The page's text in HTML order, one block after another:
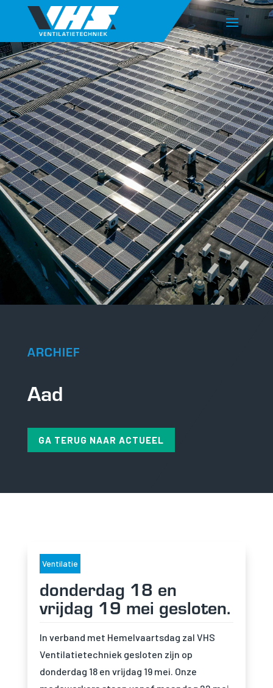
ARCHIEF
Aad
GA TERUG NAAR ACTUEEL
Ventilatie
donderdag 18 en
vrijdag 19 mei gesloten.
In verband met Hemelvaartsdag zal VHS
Ventilatietechniek gesloten zijn op
donderdag 18 en vrijdag 19 mei. Onze